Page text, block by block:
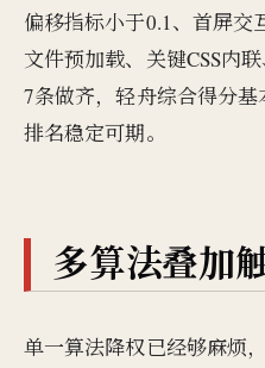
偏移指标小于0.1、首屏交
文件预加载、关键CSS内
7条做齐，轻舟综合得分
排名稳定可期。
多算法叠加
单一算法降权已经够麻烦